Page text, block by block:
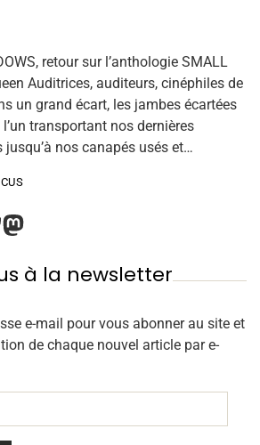
retour sur l’anthologie SMALL
Auditrices, auditeurs, cinéphiles de
un grand écart, les jambes écartées
transportant nos dernières
nos canapés usés et…
à la newsletter
e-mail pour vous abonner au site et
de chaque nouvel article par e-